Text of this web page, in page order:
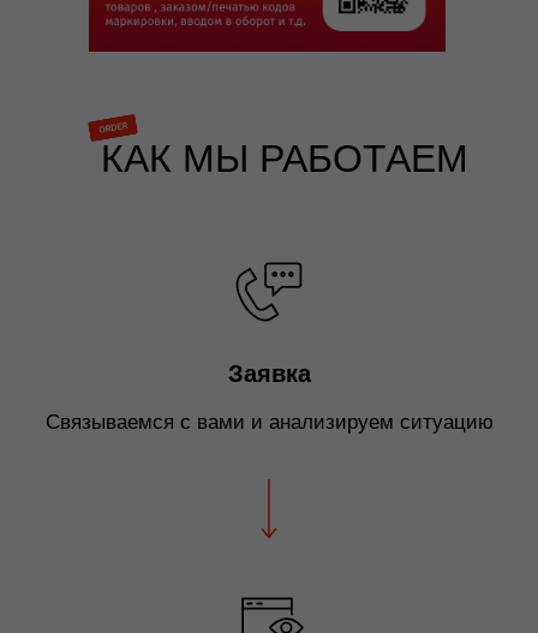
КАК МЫ РАБОТАЕМ
Заявка
Связываемся с вами и анализируем ситуацию